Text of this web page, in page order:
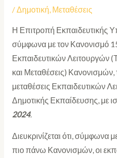
/Δημοτική, Μεταθέσεις
Η Επιτροπή Εκπαιδευτικής
σύμφωνα με τον Κανονισμό
Εκπαιδευτικών Λειτουργών
και Μεταθέσεις) Κανονισμών,
μεταθέσεις Εκπαιδευτικών
Δημοτικής Εκπαίδευσης, με
2024.
Διευκρινίζεται ότι, σύμφωνα
πιο πάνω Κανονισμών, οι